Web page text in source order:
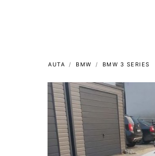
AUTA BMW BMW 3 SERIES